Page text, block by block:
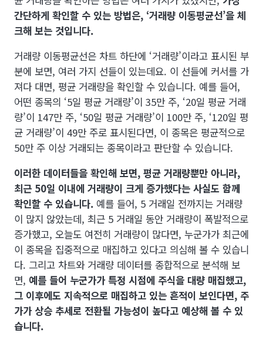
간단하게 확인할 수 있는 방법은, ‘거래량 이동평균선’을 체
크해 보는 것입니다.
거래량 이동평균선은 차트 하단에 ‘거래량’이라고 표시된 부
분에 보면, 여러 가지 선들이 있는데요. 이 선들에 커서를 가
져다 대면, 평균 거래량을 확인할 수 있습니다. 예를 들어,
어떤 종목의 ‘5일 평균 거래량’이 35만 주, ‘20일 평균 거래
량’이 147만 주, ‘50일 평균 거래량’이 100만 주, ‘120일 평
균 거래량’이 49만 주로 표시된다면, 이 종목은 평균적으로
50만 주 이상 거래되는 종목이라고 판단할 수 있습니다.
이러한 데이터들을 확인해 보면, 평균 거래량뿐만 아니라,
최근 50일 이내에 거래량이 크게 증가했다는 사실도 함께
확인할 수 있습니다. 예를 들어, 5 거래일 전까지는 거래량
이 많지 않았는데, 최근 5 거래일 동안 거래량이 폭발적으로
증가했고, 오늘도 여전히 거래량이 많다면, 누군가가 최근에
이 종목을 집중적으로 매집하고 있다고 의심해 볼 수 있습니
다. 그리고 차트와 거래량 데이터를 종합적으로 분석해 보
면, 예를 들어 누군가가 특정 시점에 주식을 대량 매집했고,
그 이후에도 지속적으로 매집하고 있는 흔적이 보인다면, 주
가가 상승 추세로 전환될 가능성이 높다고 예상해 볼 수 있
습니다.